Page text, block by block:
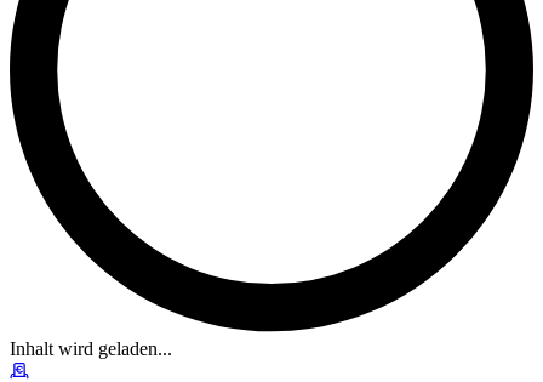
Inhalt wird geladen...